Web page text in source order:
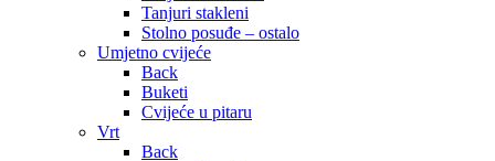
Tanjuri stakleni
Stolno posuđe – ostalo
Umjetno cvijeće
Back
Buketi
Cvijeće u pitaru
Vrt
Back